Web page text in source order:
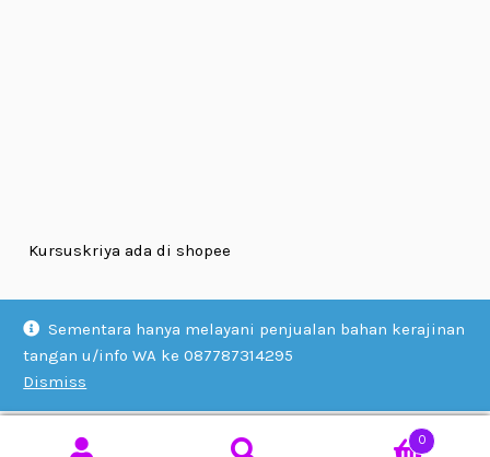
Sementara hanya melayani penjualan bahan kerajinan
tangan u/info WA ke 087787314295
Dismiss
Kursuskriya ada di shopee
0